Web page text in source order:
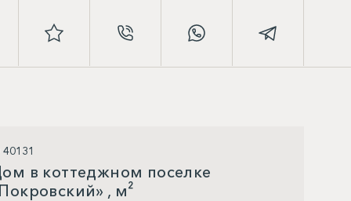
40131
в коттеджном поселке
, м²